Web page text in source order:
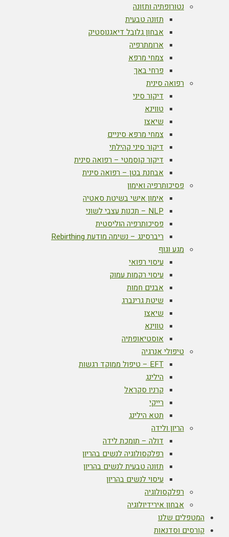
נטורופתיה ותזונה
תזונה טבעית
אבחון גלובל דיאגנוסטיק
ארומתרפיה
צמחי מרפא
פרחי באך
רפואה סינית
דיקור סיני
טווינא
שיאצו
צמחי מרפא סיניים
דיקור סיני קהילתי
דיקור קוסמטי – רפואה סינית
אבחנת בטן – רפואה סינית
פסיכותרפיה ואימון
אימון אישי בשיטת סאטיה
NLP – תכנות עצבי לשוני
פסיכותרפיה הוליסטית
ריברסינג – נשימה מודעת Rebirthing
מגע וגוף
עיסוי רפואי
עיסוי רקמות עמוק
אבנים חמות
שיטת גרינברג
שיאצו
טווינא
אוסטיאופתיה
טיפולי אנרגיה
EFT – טיפול ממוקד רגשות
הילינג
קרניו סקראל
רייקי
תטא הילינג
הריון ולידה
דולה – תומכת לידה
רפלקסולוגיה לנשים בהריון
תזונה טבעית לנשים בהריון
עיסוי לנשים בהריון
רפלקסולוגיה
אבחון אירידיולוגיה
המטפלים שלנו
קורסים וסדנאות